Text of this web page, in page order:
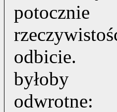
odbicie.
byłoby
odwrotne: